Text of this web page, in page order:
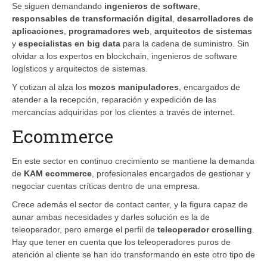
Se siguen demandando ingenieros de software
responsables de transformación digital desarrolladores de
aplicaciones
programadores web arquitectos de sistemas
y especialistas en big data para la cadena de suministro. Sin
olvidar a los expertos en blockchain, ingenieros de software
logísticos y arquitectos de sistemas.
Y cotizan al alza los mozos manipuladores , encargados de
atender a la recepción, reparación y expedición de las
mercancías adquiridas por los clientes a través de internet.
Ecommerce
En este sector en continuo crecimiento se mantiene la demanda
de KAM ecommerce , profesionales encargados de gestionar y
negociar cuentas críticas dentro de una empresa.
Crece además el sector de contact center, y la figura capaz de
aunar ambas necesidades y darles solución es la de
teleoperador, pero emerge el perfil de teleoperador croselling
Hay que tener en cuenta que los teleoperadores puros de
atención al cliente se han ido transformando en este otro tipo de